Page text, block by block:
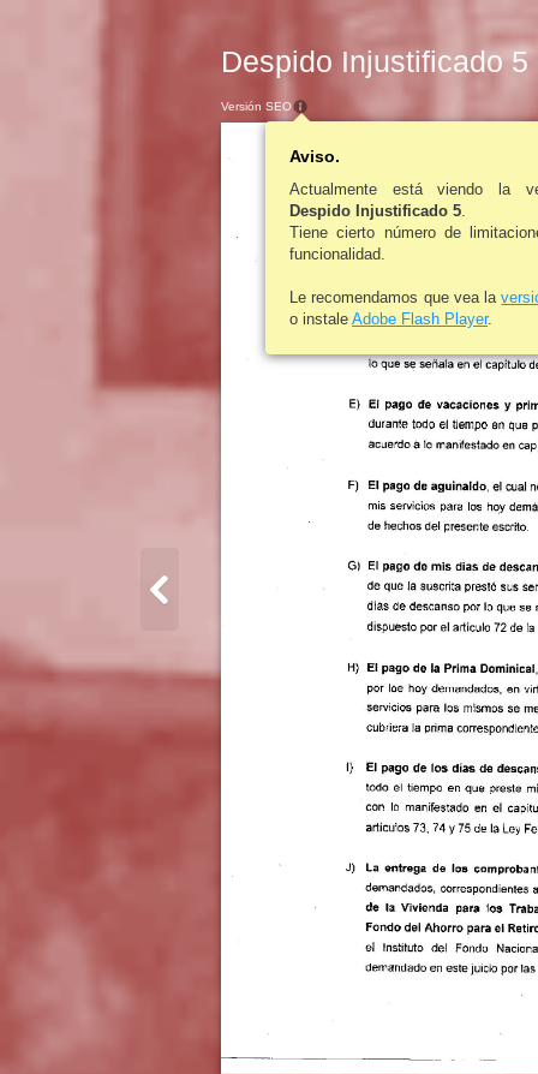
Despido Injustificado 5
Versión SEO
Aviso.
Actualmente está viendo la
Despido Injustificado 5
Tiene cierto número de
funcionalidad.
Le recomendamos que vea la
o instale Adobe Flash Player.